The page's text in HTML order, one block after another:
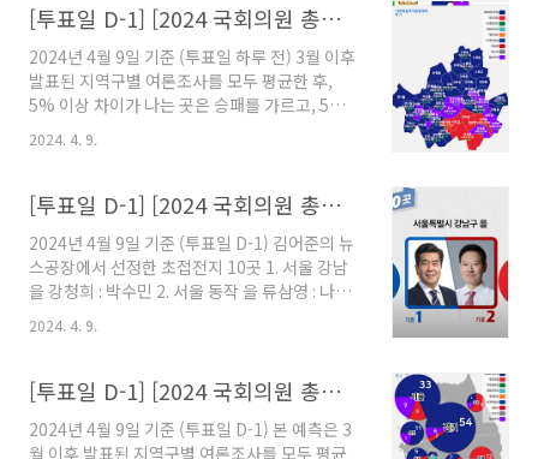
현 : ..
니다. (본 예측 결과는 실제 개표 결과와 다를 수
있습니다.) [부산] 총 18석 더불어민주당 3석 국
민의힘 7석 진보당 1석 경합 7석 해운대 갑 홍순
헌 : 주진우 초경합 부산진 갑 서은숙 : 정성국 초
경합 남구 박재호 : 박수영 초경합 북구 을 정명희
: 박성훈 초경합 사상 배재정 : 김대식 초경합 사하
석 ~ ..
[투표일 D-1] [2024 국회의원 총선거] 수도권 의석 예측
2024년 4월 9일 기준 (투표일 하루 전) 3월 이후
발표된 지역구별 여론조사를 모두 평균한 후,
5% 이상 차이가 나는 곳은 승패를 가르고, 5%
미만 차이가 나는 곳은 경합지역으로 판정하였습
니다. 여론조사가 없는 곳은 지난 총선 결과를 반
니다. (본 예측 결과는 실제 개표 결과와 다를 수
민의힘 6석 경합 9석 동대문 을 장경태 : 김경진
민주 우세 중구성동 을 박성준 : 이혜훈 민주 우세
용산 강태웅 : 권영세 민주 우세 영등포 을 김민석
: 박용찬 민주 우세 양천 갑 황희 : 구자룡 민주 우
초..
2024. 4. 9.
[투표일 D-1] [2024 국회의원 총선거] 초접전지 TOP 10
2024년 4월 9일 기준 (투표일 D-1) 김어준의 뉴
스공장에서 선정한 초접전지 10곳 1. 서울 강남
을 강청희 : 박수민 2. 서울 동작 을 류삼영 : 나경
원 3. 인천 동미추홀 을 남영희 : 윤상현 4. 충남 서
산태안 조한기 : 성일종 5. 충남 보령서천 나소열 :
갑 전은수 : 김상욱 8. 부산 강서 변성완 : 김도읍
갈상돈 : 박대출 ※ 아래 앱을 설치하면 2024 국
2024. 4. 9.
[투표일 D-1] [2024 국회의원 총선거] 전국 지역구 선거예측
2024년 4월 9일 기준 (투표일 D-1) 본 예측은 3
월 이후 발표된 지역구별 여론조사를 모두 평균